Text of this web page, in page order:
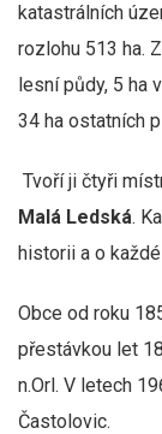
katastrálních
rozlohu 513 ha.
lesní půdy, 5 ha
34 ha ostatních
Tvoří ji čtyři
Malá Ledská.
historii a o
Obce od roku
přestávkou let
n.Orl. V letech
Častolovic.